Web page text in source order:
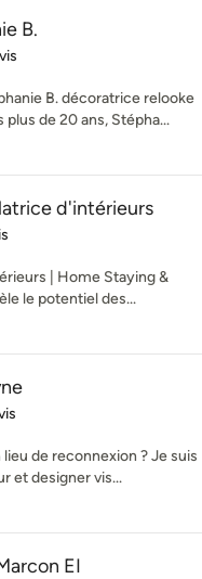
B.
sur 5
B. décoratrice relooke
de 20 ans, Stépha...
d'intérieurs
sur 5
| Home Staying &
le potentiel des...
sur 5
de reconnexion ? Je suis
et designer vis...
EI